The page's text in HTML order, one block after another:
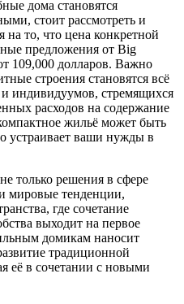
дома становятся
стоит рассмотреть и
то, что цена конкретной
предложения от Big
109,000 долларов. Важно
строения становятся всё
индивидуумов, стремящихся
расходов на содержание
жильё может быть
устраивает ваши нужды в
только решения в сфере
мировые тенденции,
где сочетание
выходит на первое
домикам наносит
традиционной
её в сочетании с новыми